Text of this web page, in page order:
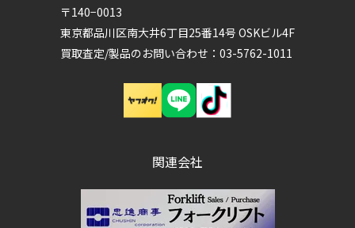
〒140−0013
東京都品川区南大井6丁目25番14号 OSKビル4F
買取査定/製品のお問い合わせ：03-5762-1011
関連会社